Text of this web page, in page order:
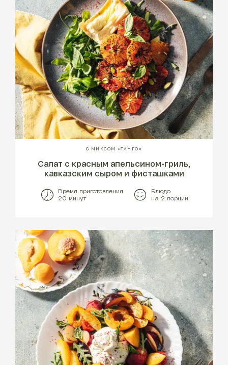
С МИКСОМ «ТАНГО»
Салат с красным апельсином-гриль,
кавказским сыром и фисташками
Время приготовления
20 минут
Блюдо
на 2 порции